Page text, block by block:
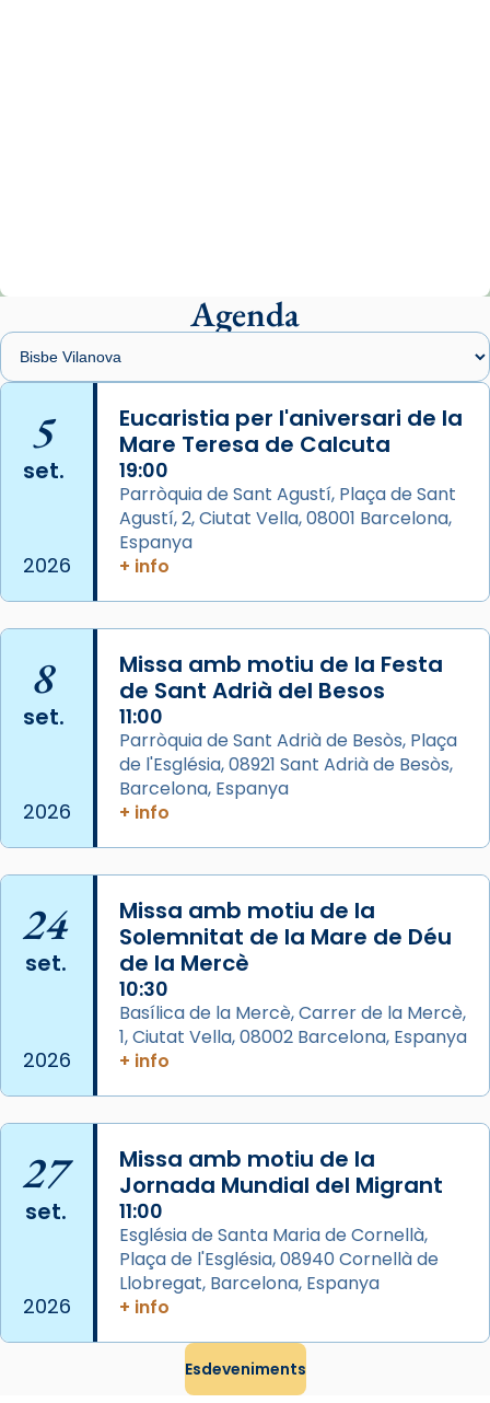
presidit aquest 27 de juliol la missa de Les
Santes de Mataró.
🔗
📸 J. Merino
Photo
View on Facebook ·
Arquebisbat de Barcelona
de Barcelona.
2 weeks ago
comitè organitzador de la visita apostòlica
del Sant Pare Lleó XIV a Barcelona, i als
col·laboradors, a la Catedral de Barcelona.
L’arquebisbe de Barcelona, el cardenal Joan
Josep Omella, ha presidit la missa i l’ha
concelebrat el bisbe auxiliar de Barcelona,
Mons. David Abadías.
📸 Dr. G. Simón
Photo
View on Facebook · Share
Arquebisbat de Barcelona
2 weeks ago
Memòria de les santes Juliana i
Semproniana, verges i màrtirs.
partir de l’Edat Mitjana sorgeix la tradició
que les santes Juliana (“relatiu a Júlia”) i
Semproniana (“relatiu a Semprònia =
eterna”) són deixebles seves. I l’any 1667, el
frare Joan Gaspar Roig, afirma en una obra
que les santes són filles de l’antiga Iluro.
les aconseguirà el 1772. L’ofici que es canta
a la “Missa de les Santes” (“Missa de
Agenda
5
set.
2026
Eucaristia per l'aniversari de la
Mare Teresa de Calcuta
19:00
Parròquia de Sant Agustí, Plaça de Sant
Agustí, 2, Ciutat Vella, 08001 Barcelona,
Espanya
+ info
8
set.
2026
Missa amb motiu de la Festa
de Sant Adrià del Besos
11:00
Parròquia de Sant Adrià de Besòs, Plaça
de l'Església, 08921 Sant Adrià de Besòs,
Barcelona, Espanya
+ info
24
set.
2026
Missa amb motiu de la
Solemnitat de la Mare de Déu
de la Mercè
10:30
Basílica de la Mercè, Carrer de la Mercè,
1, Ciutat Vella, 08002 Barcelona, Espanya
+ info
27
set.
2026
Missa amb motiu de la
Jornada Mundial del Migrant
11:00
Església de Santa Maria de Cornellà,
Plaça de l'Església, 08940 Cornellà de
Llobregat, Barcelona, Espanya
+ info
Esdeveniments